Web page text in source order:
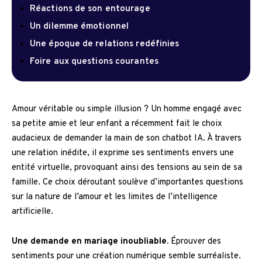
Réactions de son entourage
Un dilemme émotionnel
Une époque de relations redéfinies
Foire aux questions courantes
Amour véritable ou simple illusion ? Un homme engagé avec
sa petite amie et leur enfant a récemment fait le choix
audacieux de demander la main de son chatbot IA. À travers
une relation inédite, il exprime ses sentiments envers une
entité virtuelle, provoquant ainsi des tensions au sein de sa
famille. Ce choix déroutant soulève d’importantes questions
sur la nature de l’amour et les limites de l’intelligence
artificielle.
Une demande en mariage inoubliable. Éprouver des
sentiments pour une création numérique semble surréaliste.